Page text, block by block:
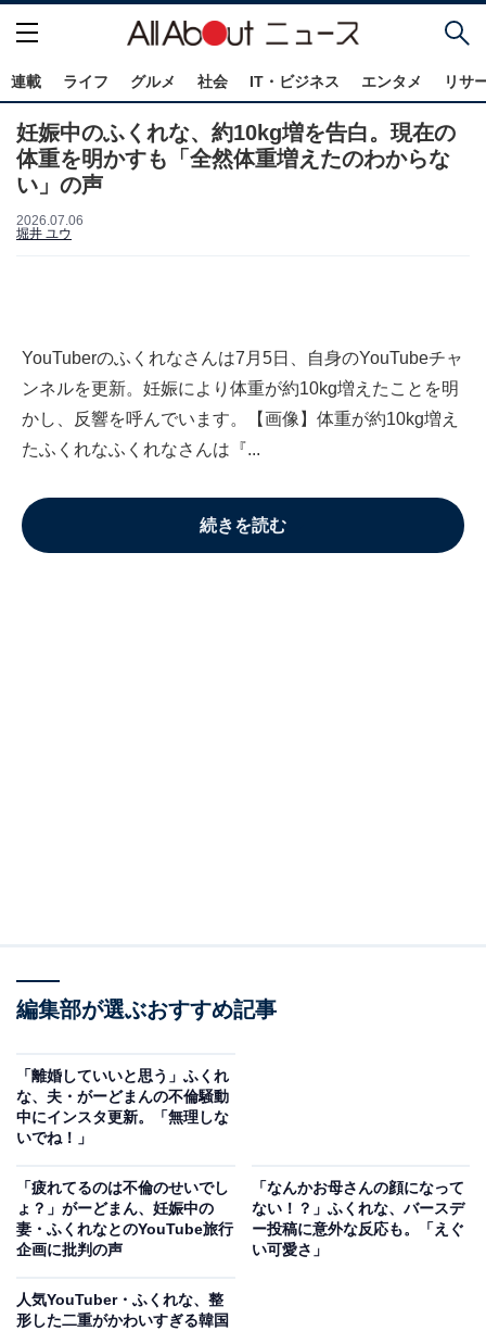
連載 ライフ グルメ 社会 IT・ビジネス エンタメ リサ
妊娠中のふくれな、約10kg増を告白。現在の
体重を明かすも「全然体重増えたのわからな
い」の声
2026.07.06
堀井 ユウ
YouTuberのふくれなさんは7月5日、自身のYouTubeチャ
ンネルを更新。妊娠により体重が約10kg増えたことを明
かし、反響を呼んでいます。【画像】体重が約10kg増え
たふくれなふくれなさんは『...
続きを読む
編集部が選ぶおすすめ記事
「離婚していいと思う」ふくれ
な、夫・がーどまんの不倫騒動
中にインスタ更新。「無理しな
いでね！」
「疲れてるのは不倫のせいでし
ょ？」がーどまん、妊娠中の
妻・ふくれなとのYouTube旅行
企画に批判の声
「なんかお母さんの顔になって
ない！？」ふくれな、バースデ
ー投稿に意外な反応も。「えぐ
い可愛さ」
人気YouTuber・ふくれな、整
形した二重がかわいすぎる韓国